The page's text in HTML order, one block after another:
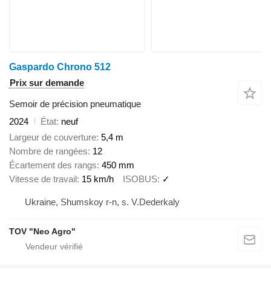
Gaspardo Chrono 512
Prix sur demande
Semoir de précision pneumatique
2024
État neuf
Largeur de couverture 5,4 m
Nombre de rangées 12
Écartement des rangs 450 mm
Vitesse de travail 15 km/h ISOBUS ✓
Ukraine, Shumskoy r-n, s. V.Dederkaly
TOV "Neo Agro"